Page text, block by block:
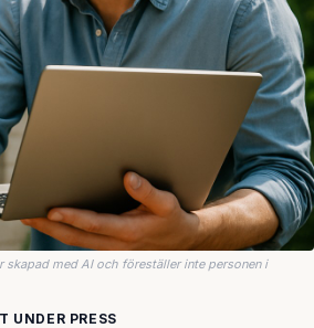
skapad med AI och föreställer inte personen i
UNDER PRESS